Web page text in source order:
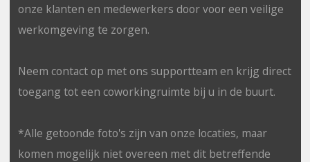
onze klanten en medewerkers door voor een veilige
werkomgeving te zorgen.
Neem contact op met ons supportteam en krijg direct
toegang tot een coworkingruimte bij u in de buurt.
*Alle getoonde foto's zijn van onze locaties, maar
komen mogelijk niet overeen met dit betreffende